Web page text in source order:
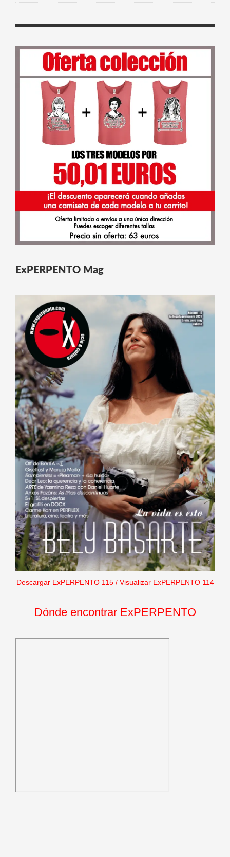
ExPERPENTO Mag
Descargar ExPERPENTO 115/ Visualizar ExPERPENTO 114
Dónde encontrar ExPERPENTO